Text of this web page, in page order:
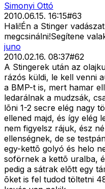
Simonyi Ottó
2010.06.15. 16:15#63
Hali!Én a Stinger
megcsinálni!Segítene
juno
2010.02.16. 08:37#62
A Stingerek után az
rázós küldi, le kell venni
a BMP-t is, mert hamar
ledarálnak a mudzsák,
lõni 1-2 secre elég nagy
ellened majd, és így elég
nem figyelsz rájuk, ész
ellenségnek, de se
egy-kettõ golyó és helo
soförnek a kettõ uralba,
pedig a sátrak elõtt egy
õket is fel tudod töltetni